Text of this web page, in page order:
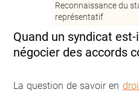
Reconnaissance du
représentatif
Quand un syndicat
négocier des accords
La question de savoir en